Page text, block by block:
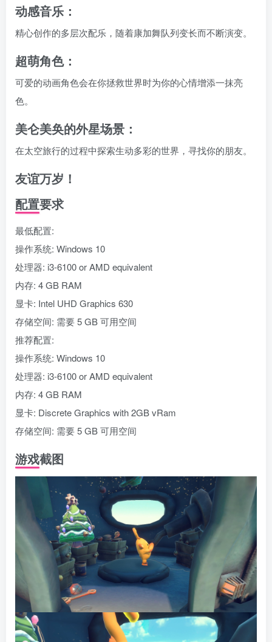
动感音乐：
精心创作的多层次配乐，随着康加舞队列变长而不断演变。
超萌角色：
可爱的动画角色会在你拯救世界时为你的心情增添一抹亮
色。
美仑美奂的外星场景：
在太空旅行的过程中探索生动多彩的世界，寻找你的朋友。
友谊万岁！
配置要求
最低配置:
操作系统: Windows 10
处理器: i3-6100 or AMD equivalent
内存: 4 GB RAM
显卡: Intel UHD Graphics 630
存储空间: 需要 5 GB 可用空间
推荐配置:
操作系统: Windows 10
处理器: i3-6100 or AMD equivalent
内存: 4 GB RAM
显卡: Discrete Graphics with 2GB vRam
存储空间: 需要 5 GB 可用空间
游戏截图